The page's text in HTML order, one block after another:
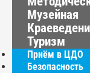
Музейная
Туризм
Приём в ЦДО
Безопасность